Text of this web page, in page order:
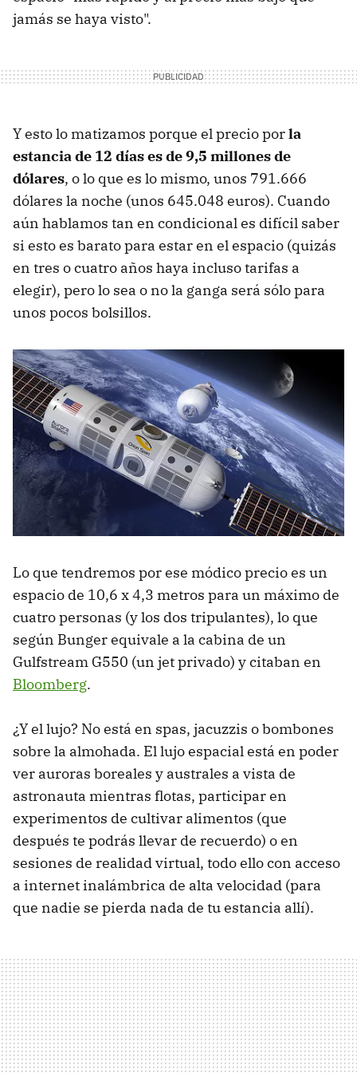
jamás se haya visto".
Y esto lo matizamos porque el precio porla
estancia de 12 días es de 9,5 millones de
dólares, o lo que es lo mismo, unos 791.666
dólares la noche (unos 645.048 euros). Cuando
aún hablamos tan en condicional es difícil saber
si esto es barato para estar en el espacio (quizás
en tres o cuatro años haya incluso tarifas a
elegir), pero lo sea o no la ganga será sólo para
unos pocos bolsillos.
Lo que tendremos por ese módico precio es un
espacio de 10,6 x 4,3 metros para un máximo de
cuatro personas (y los dos tripulantes), lo que
según Bunger equivale a la cabina de un
Gulfstream G550 (un jet privado) y citaban en
Bloomberg.
¿Y el lujo? No está en spas, jacuzzis o bombones
sobre la almohada. El lujo espacial está en poder
ver auroras boreales y australes a vista de
astronauta mientras flotas, participar en
experimentos de cultivar alimentos (que
después te podrás llevar de recuerdo) o en
sesiones de realidad virtual, todo ello con acceso
a internet inalámbrica de alta velocidad (para
que nadie se pierda nada de tu estancia allí).